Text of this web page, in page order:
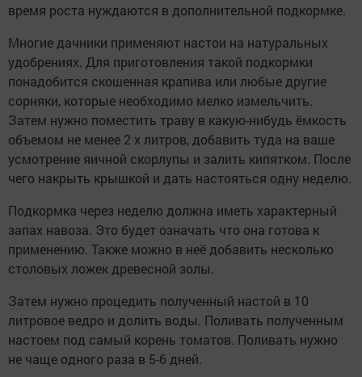
время роста нуждаются в дополнительной подкормке.
Многие дачники применяют настои на натуральных
удобрениях. Для приготовления такой подкормки
понадобится скошенная крапива или любые другие
сорняки, которые необходимо мелко измельчить.
Затем нужно поместить траву в какую-нибудь ёмкость
объемом не менее 2 х литров, добавить туда на ваше
усмотрение яичной скорлупы и залить кипятком. После
чего накрыть крышкой и дать настояться одну неделю.
Подкормка через неделю должна иметь характерный
запах навоза. Это будет означать что она готова к
применению. Также можно в неё добавить несколько
столовых ложек древесной золы.
Затем нужно процедить полученный настой в 10
литровое ведро и долить воды. Поливать полученным
настоем под самый корень томатов. Поливать нужно
не чаще одного раза в 5-6 дней.